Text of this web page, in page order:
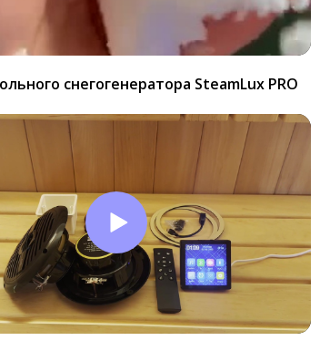
снегогенератора SteamLux PRO